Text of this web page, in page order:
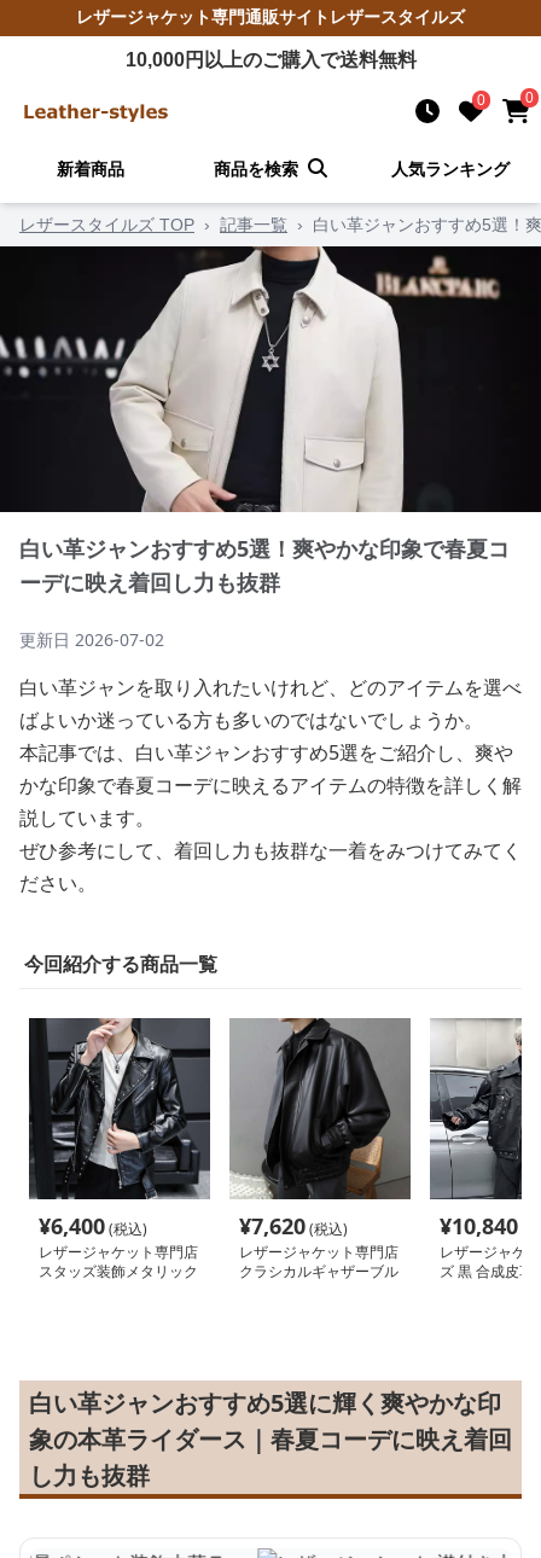
レザージャケット専門通販サイト レザースタイルズ
10,000円以上のご購入で送料無料
0 0
新着商品 商品を検索 人気ランキング
レザースタイルズ TOP › 記事一覧 › 白い革ジャンおすすめ5選！
白い革ジャンおすすめ5選！爽やかな印象で春夏コ
ーデに映え着回し力も抜群
更新日 2026-07-02
白い革ジャンを取り入れたいけれど、どのアイテムを選べ
ばよいか迷っている方も多いのではないでしょうか。
本記事では、白い革ジャンおすすめ5選をご紹介し、爽や
かな印象で春夏コーデに映えるアイテムの特徴を詳しく解
説しています。
ぜひ参考にして、着回し力も抜群な一着をみつけてみてく
ださい。
今回紹介する商品一覧
¥6,400(税込)
レザージャケット専門店
スタッズ装飾メタリック
¥7,620(税込)
レザージャケット専門店
クラシカルギャザーブル
¥10,840
レザージャケ
ズ 黒 合成皮革
白い革ジャンおすすめ5選に輝く爽やかな印
象の本革ライダース｜春夏コーデに映え着回
し力も抜群